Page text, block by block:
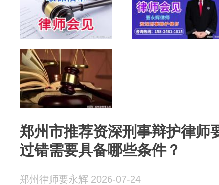
郑州市推荐资深刑事辩护律师
过错需要具备哪些条件？
郑州律师要永辉 2026-07-24